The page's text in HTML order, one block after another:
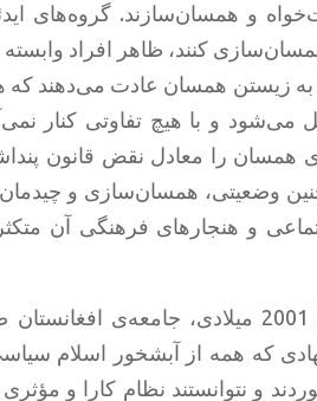
و همسان‌سازند. گروه‌های
کنند، ظاهر افراد وابسته
به زیستن همسان عادت می‌دهند
و با هیچ تفاوتی کنار
همسان را معادل نقض قانون
وضعیتی، همسان‌سازی و
و هنجارهای فرهنگی آن
در مرحله‌ی قبلی اقتدار طالبان، در سال‌های 1996 تا 2001 میلادی، جامعه‌ی
که همه از آبشخور اسلام
و نتوانستند نظام کارا و مؤثری